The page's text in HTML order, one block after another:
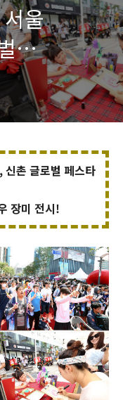
울
계의상
미 전시!
촌 글로벌 페스타
장미 전시!